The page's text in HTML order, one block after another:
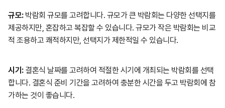
규모:박람회 규모를 고려합니다. 규모가 큰 박람회는 다양한 선택지를
제공하지만, 혼잡하고 복잡할 수 있습니다. 규모가 작은 박람회는 비교
적 조용하고 쾌적하지만, 선택지가 제한적일 수 있습니다.
시기:결혼식 날짜를 고려하여 적절한 시기에 개최되는 박람회를 선택
합니다. 결혼식 준비 기간을 고려하여 충분한 시간을 두고 박람회에 참
가하는 것이 좋습니다.